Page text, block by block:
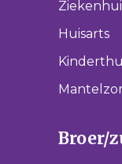
Huisarts
Broer/